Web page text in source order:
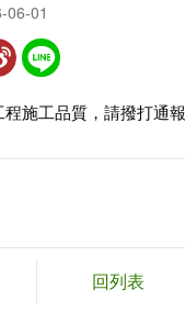
06-01
施工品質，請撥打通
回列表